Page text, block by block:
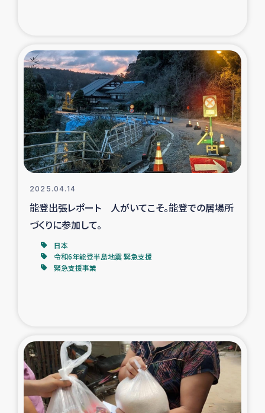
デニヤヤ小規模紅茶農家支援
コーヒー生産者支援
アイナロ県マウベシ郡でのコーヒー畑改善事業
ベイルート大規模爆発被災者支援
アグロフォレストリー（カカオ）事業
2025.04.14
能登出張レポート 人がいてこそ。能登での居場所
づくりに参加して。
日本
令和6年能登半島地震 緊急支援
緊急支援事業